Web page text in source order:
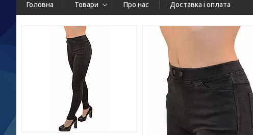
Головна Товари Про нас Доставка і оплата